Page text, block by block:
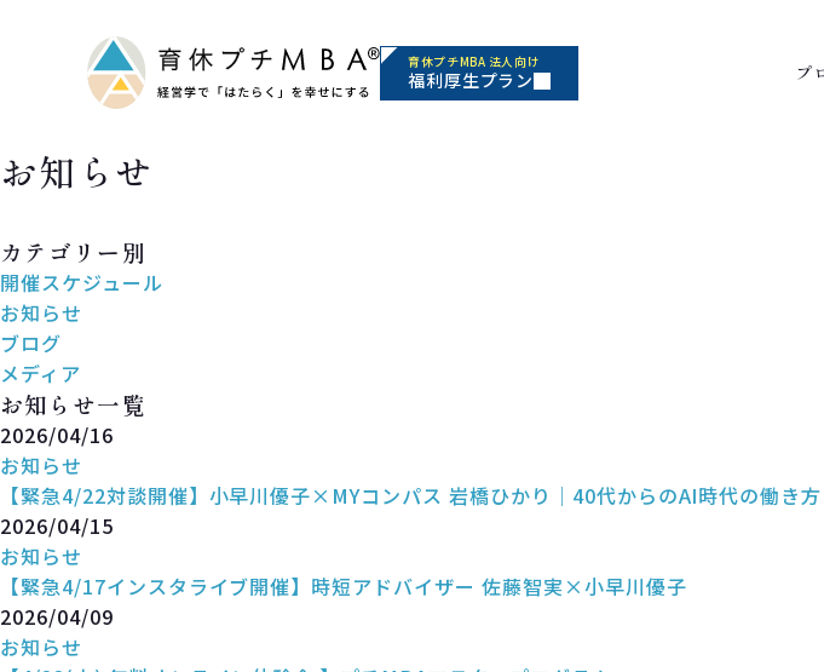
育休プチMBA 法人向け
福利厚生プラン プ
お知らせ
カテゴリー別
開催スケジュール
お知らせ
ブログ
メディア
お知らせ一覧
2026/04/16
お知らせ
【緊急4/22対談開催】小早川優子×MYコンパス 岩橋ひかり｜40代からのAI時代の働き方
2026/04/15
お知らせ
【緊急4/17インスタライブ開催】時短アドバイザー 佐藤智実×小早川優子
2026/04/09
お知らせ